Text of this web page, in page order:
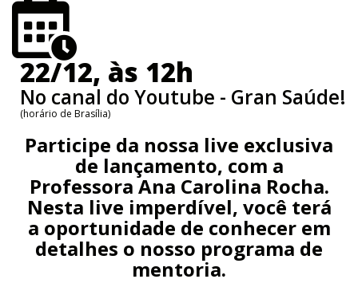
22/12, às 12h
No canal do Youtube - Gran Saúde!
(horário de Brasília)
Participe da nossa live exclusiva
de lançamento, com a
ProfessoraAna Carolina Rocha.
Nesta live imperdível, você terá
a oportunidade de conhecer em
detalhes o nosso programa de
mentoria.